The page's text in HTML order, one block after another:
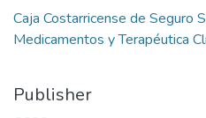
Caja Costarricense de Seguro
Medicamentos y Terapéutica
Publisher